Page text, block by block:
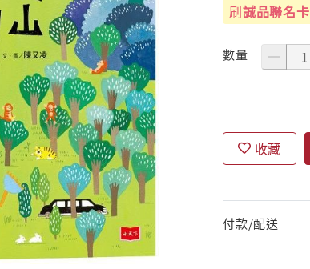
刷誠品聯名卡
數量
收藏
付款/配送